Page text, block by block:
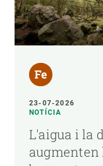
23-07-2026
NOTÍCIA
L'aigua i la